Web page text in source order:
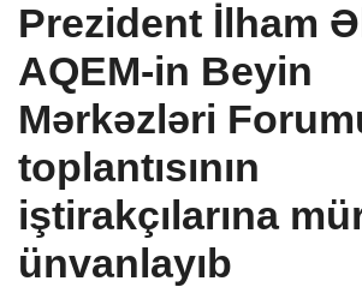
Prezident İlham
AQEM-in Beyin
Mərkəzləri
toplantısının
iştirakçılarına
ünvanlayıb